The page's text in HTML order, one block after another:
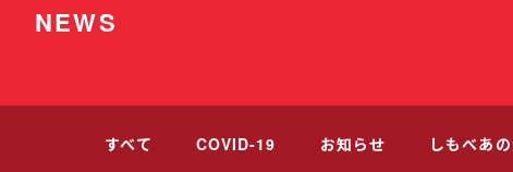
NEWS
すべて COVID-19 お知らせ しもべあ